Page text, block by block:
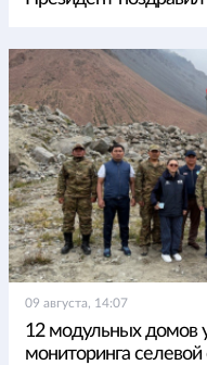
09 августа, 14:07
12 модульных домов
мониторинга селевой